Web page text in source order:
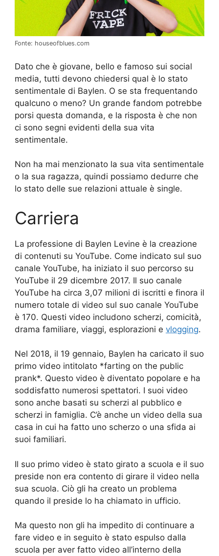
Fonte: houseofblues.com
Dato che è giovane, bello e famoso sui social
media, tutti devono chiedersi qual è lo stato
sentimentale di Baylen. O se sta frequentando
qualcuno o meno? Un grande fandom potrebbe
porsi questa domanda, e la risposta è che non
ci sono segni evidenti della sua vita
sentimentale.
Non ha mai menzionato la sua vita sentimentale
o la sua ragazza, quindi possiamo dedurre che
lo stato delle sue relazioni attuale è single.
Carriera
La professione di Baylen Levine è la creazione
di contenuti su YouTube. Come indicato sul suo
canale YouTube, ha iniziato il suo percorso su
YouTube il 29 dicembre 2017. Il suo canale
YouTube ha circa 3,07 milioni di iscritti e finora il
numero totale di video sul suo canale YouTube
è 170. Questi video includono scherzi, comicità,
drama familiare, viaggi, esplorazioni e vlogging.
Nel 2018, il 19 gennaio, Baylen ha caricato il suo
primo video intitolato *farting on the public
prank*. Questo video è diventato popolare e ha
soddisfatto numerosi spettatori. I suoi video
sono anche basati su scherzi al pubblico e
scherzi in famiglia. C’è anche un video della sua
casa in cui ha fatto uno scherzo o una sfida ai
suoi familiari.
Il suo primo video è stato girato a scuola e il suo
preside non era contento di girare il video nella
sua scuola. Ciò gli ha creato un problema
quando il preside lo ha chiamato in ufficio.
Ma questo non gli ha impedito di continuare a
fare video e in seguito è stato espulso dalla
scuola per aver fatto video all’interno della